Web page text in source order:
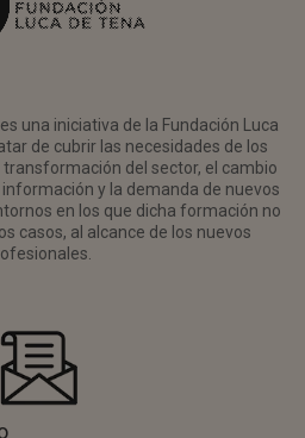
una iniciativa de la Fundación Luca
de cubrir las necesidades de los
del sector, el cambio
y la demanda de nuevos
en los que dicha formación no
casos, al alcance de los nuevos